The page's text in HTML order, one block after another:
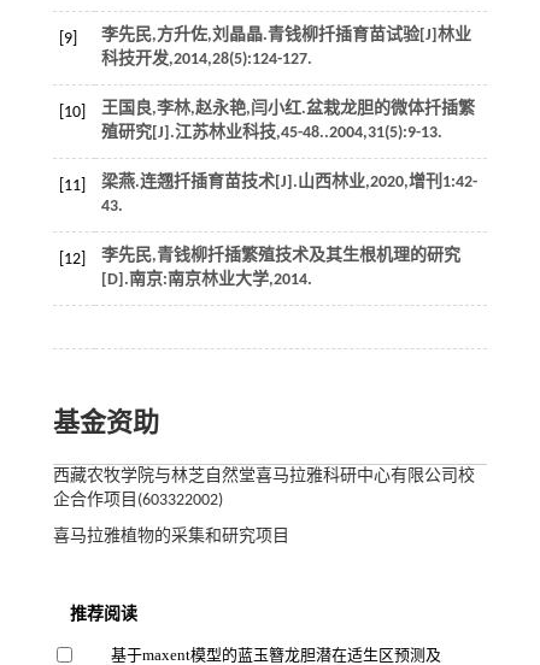
[9] 李先民,方升佐,刘晶晶.青钱柳扦插育苗试验[J] 林业
科技开发,2014,28(5):124-127.
[10]
王国良,李林,赵永艳,闫小红.盆栽龙胆的微体扦插繁
殖研究[J].江苏林业科技,45-48..2004,31(5):9-13.
[11] 梁燕.连翘扦插育苗技术[J]. 山西林业,2020,增刊1:42-
43.
[12]
李先民,青钱柳扦插繁殖技术及其生根机理的研究
[D].南京:南京林业大学,2014.
基金资助
西藏农牧学院与林芝自然堂喜马拉雅科研中心有限公司校
企合作项目(603322002)
喜马拉雅植物的采集和研究项目